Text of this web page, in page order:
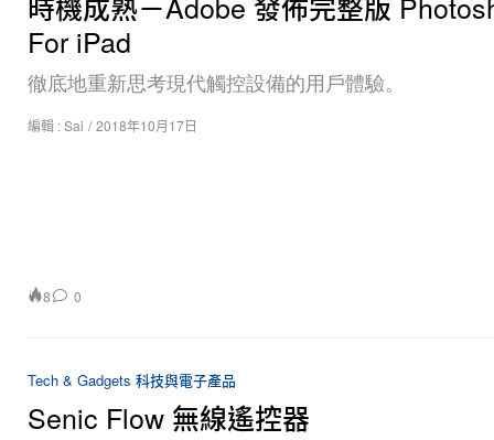
For iPad
徹底地重新思考現代觸控設備的用戶體驗。
編輯 :Sai / 2018年10月17日
8 0
Tech & Gadgets 科技與電子產品
Senic Flow 無線遙控器